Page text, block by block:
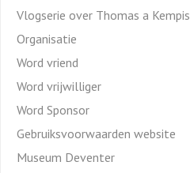
Vlogserie over Thomas a Kempis
Organisatie
Word vriend
Word vrijwilliger
Word Sponsor
Gebruiksvoorwaarden website
Museum Deventer